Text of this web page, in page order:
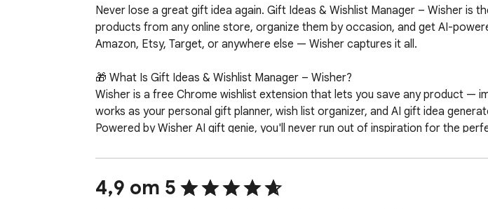
Never lose a great gift idea again. Gift Ideas & Wishlist Manager – Wisher
products from any online store, organize them by occasion, and get AI-
Amazon, Etsy, Target, or anywhere else — Wisher captures it all.
🎁 What Is Gift Ideas & Wishlist Manager – Wisher?
Wisher is a free Chrome wishlist extension that lets you save any product —
works as your personal gift planner, wish list organizer, and AI gift idea
Powered by Wisher AI gift genie, you'll never run out of inspiration for the
✅ Key Features
One-click saving — add products from Amazon, Etsy, Target, and more
4,9 от 5